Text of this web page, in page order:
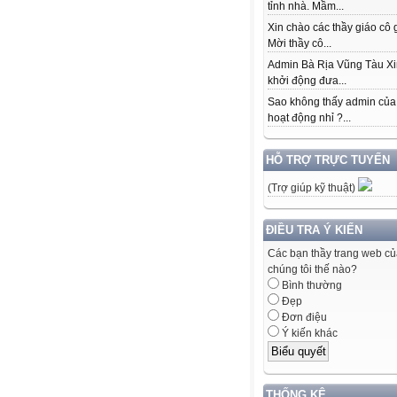
tỉnh nhà. Mầm...
Xin chào các thầy giáo cô
Mời thầy cô...
Admin Bà Rịa Vũng Tàu
khởi động đưa...
Sao không thấy admin
hoạt động nhỉ ?...
HỖ TRỢ TRỰC TUYẾN
(Trợ giúp kỹ thuật)
ĐIỀU TRA Ý KIẾN
Các bạn thầy trang web
chúng tôi thế nào?
Bình thường
Đẹp
Đơn điệu
Ý kiến khác
THỐNG KÊ